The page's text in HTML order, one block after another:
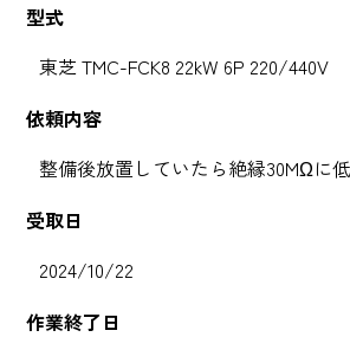
型式
東芝 TMC-FCK8 22kW 6P 220/440V
依頼内容
整備後放置していたら絶縁30MΩに
受取日
2024/10/22
作業終了日